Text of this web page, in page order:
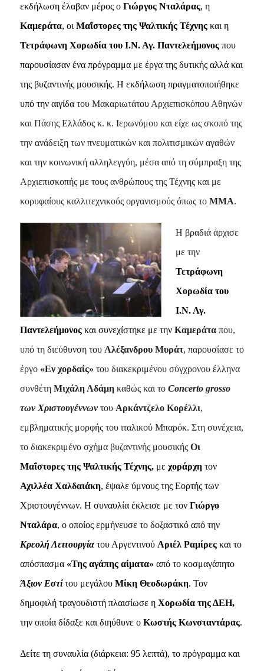
εκδήλωση έλαβαν μέρος ο Γιώργος Νταλάρας, η
Καμεράτα, οι Μαΐστορες της Ψαλτικής Τέχνης και η
Τετράφωνη Χορωδία του Ι.Ν. Αγ. Παντελεήμονος που
παρουσίασαν ένα πρόγραμμα με έργα της δυτικής αλλά και
της βυζαντινής μουσικής. Η εκδήλωση πραγματοποιήθηκε
υπό την αιγίδατου Μακαριωτάτου Αρχιεπισκόπου Αθηνών
και Πάσης Ελλάδος κ. κ. Ιερωνύμου και είχε ως σκοπό της
την ανάδειξη των πνευματικών και πολιτισμικών αγαθών
και την κοινωνική αλληλεγγύη, μέσα από τη σύμπραξη της
Αρχιεπισκοπής με τους ανθρώπους της Τέχνης και με
κορυφαίους καλλιτεχνικούς οργανισμούς όπως το ΜΜΑ.
Η βραδιά άρχισε
με την
Τετράφωνη
Χορωδία του
Ι.Ν. Αγ.
Παντελεήμονος και συνεχίστηκε με την Καμεράτα που,
υπό τη διεύθυνση του Αλέξανδρου Μυράτ, παρουσίασε το
έργο «Εν χορδαίς» του διακεκριμένου σύγχρονου έλληνα
συνθέτη Μιχάλη Αδάμηκαθώς και το Concerto grosso
των Χριστουγέννων του Αρκάντζελο Κορέλλι,
εμβληματικής μορφής του ιταλικού Μπαρόκ. Στη συνέχεια,
το διακεκριμένο σχήμα βυζαντινής μουσικής Οι
Μαΐστορες της Ψαλτικής Τέχνης, με χοράρχη τον
Αχιλλέα Χαλδαιάκη, έψαλε ύμνους της Εορτής των
Χριστουγέννων. Η συναυλία έκλεισε με τον Γιώργο
Νταλάρα, ο οποίος ερμήνευσε το δοξαστικό από την
Κρεολή Λειτουργίατου Αργεντινού Αριέλ Ραμίρεςκαι το
απόσπασμα «Της αγάπης αίματα» από το κοσμαγάπητο
Άξιον Εστίτου μεγάλου Μίκη Θεοδωράκη. Τον
δημοφιλή τραγουδιστή πλαισίωσε η Χορωδία της ΔΕΗ,
την οποία δίδαξε και διηύθυνε ο Κωστής Κωνσταντάρας.
Δείτε τη συναυλία (διάρκεια: 95 λεπτά), το πρόγραμμα και